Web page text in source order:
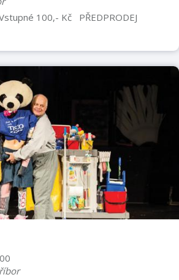
100,- Kč PŘEDPRODEJ